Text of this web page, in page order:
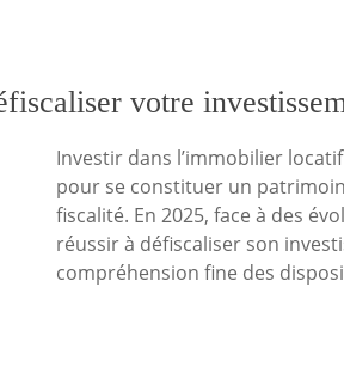
votre
Investir dans l’immobilier
pour se constituer un
fiscalité. En 2025, face à des
réussir à défiscaliser son
compréhension fine des